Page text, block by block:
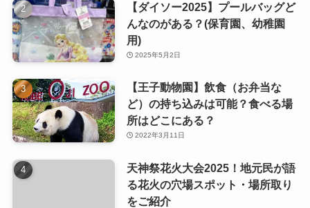
【ダイソー2025】プールバッグど
んなのがある？(保育園、幼稚園
用)
2025年5月2日
【王子動物園】飲食（お弁当な
ど）の持ち込みは可能？食べる場
所はどこにある？
2022年3月11日
天神祭花火大会2025！地元民が語
る花火の穴場スポット・場所取り
をご紹介